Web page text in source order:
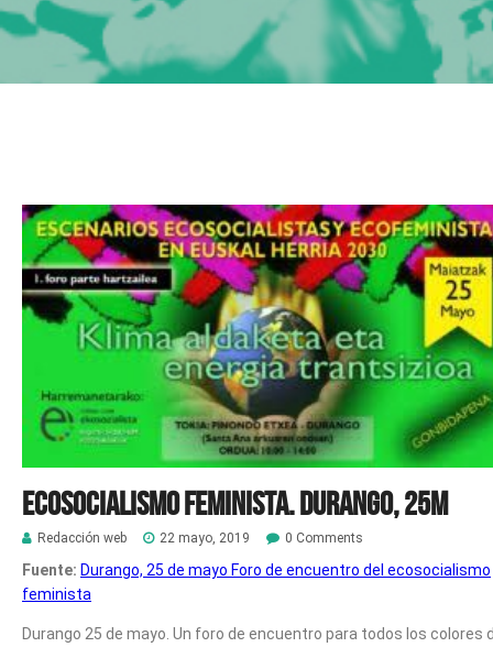
Ecosocialismo feminista. Durango, 25M
Redacción web 22 mayo, 2019 0 Comments
Fuente: Durango, 25 de mayo Foro de encuentro del ecosocialismo
feminista
Durango 25 de mayo. Un foro de encuentro para todos los colores